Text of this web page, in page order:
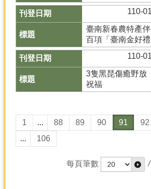
110-
臺南新春農特產
百項「臺南金好
110-
3隻黑琵傷癒野
祝福
1 ... 88 89 90 91 92
...
106
每頁筆數 /